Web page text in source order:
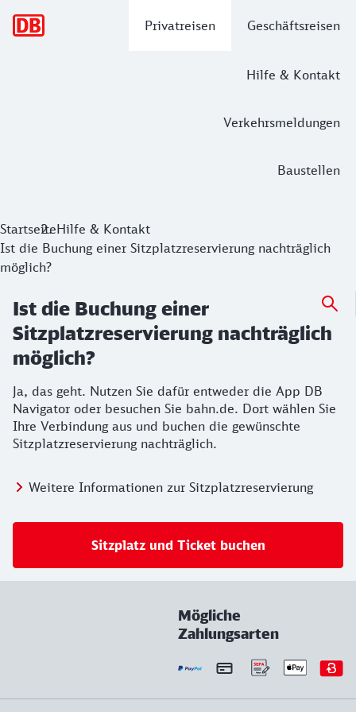
Privatreisen Geschäftsreisen
Hilfe & Kontakt
Verkehrsmeldungen
Baustellen
StartseiteHilfe & Kontakt
Ist die Buchung einer Sitzplatzreservierung nachträglich
möglich?
Ist die Buchung einer
Sitzplatzreservierung nachträglich
möglich?
Ja, das geht. Nutzen Sie dafür entweder die App DB
Navigator oder besuchen Sie bahn.de. Dort wählen Sie
Ihre Verbindung aus und buchen die gewünschte
Sitzplatzreservierung nachträglich.
Weitere Informationen zur Sitzplatzreservierung
Sitzplatz und Ticket buchen
Mögliche
Zahlungsarten